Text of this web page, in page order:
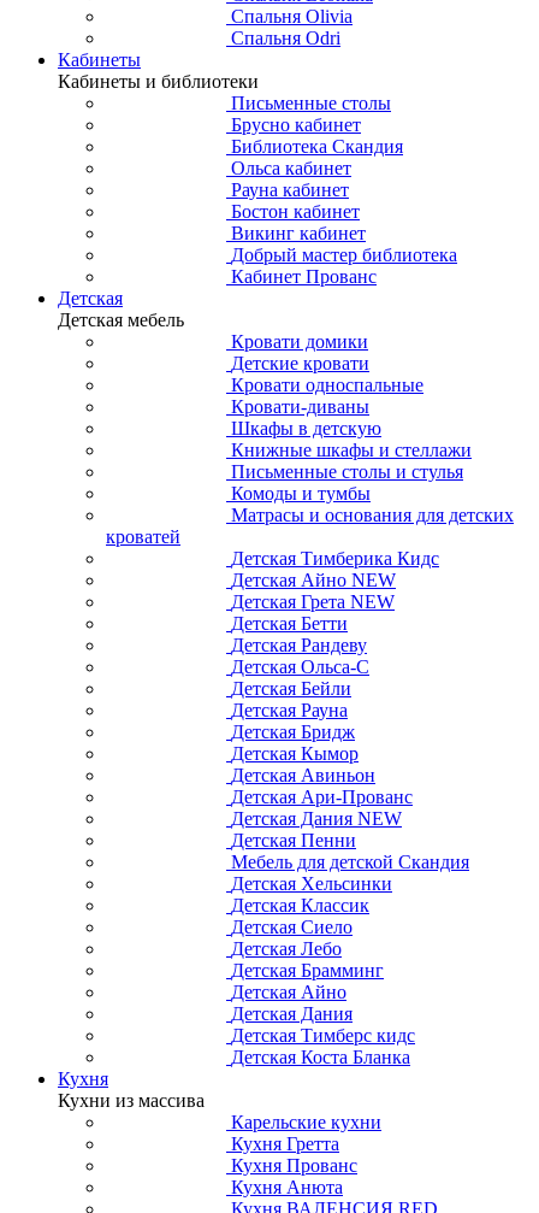
Спальня Olivia
Спальня Odri
Кабинеты
Кабинеты и библиотеки
Письменные столы
Брусно кабинет
Библиотека Скандия
Ольса кабинет
Рауна кабинет
Бостон кабинет
Викинг кабинет
Добрый мастер библиотека
Кабинет Прованс
Детская
Детская мебель
Кровати домики
Детские кровати
Кровати односпальные
Кровати-диваны
Шкафы в детскую
Книжные шкафы и стеллажи
Письменные столы и стулья
Комоды и тумбы
Матрасы и основания для детских
кроватей
Детская Тимберика Кидс
Детская Айно NEW
Детская Грета NEW
Детская Бетти
Детская Рандеву
Детская Ольса-С
Детская Бейли
Детская Рауна
Детская Бридж
Детская Кымор
Детская Авиньон
Детская Ари-Прованс
Детская Дания NEW
Детская Пенни
Мебель для детской Скандия
Детская Хельсинки
Детская Классик
Детская Сиело
Детская Лебо
Детская Брамминг
Детская Айно
Детская Дания
Детская Тимберс кидс
Детская Коста Бланка
Кухня
Кухни из массива
Карельские кухни
Кухня Гретта
Кухня Прованс
Кухня Анюта
Кухня ВАЛЕНСИЯ RED